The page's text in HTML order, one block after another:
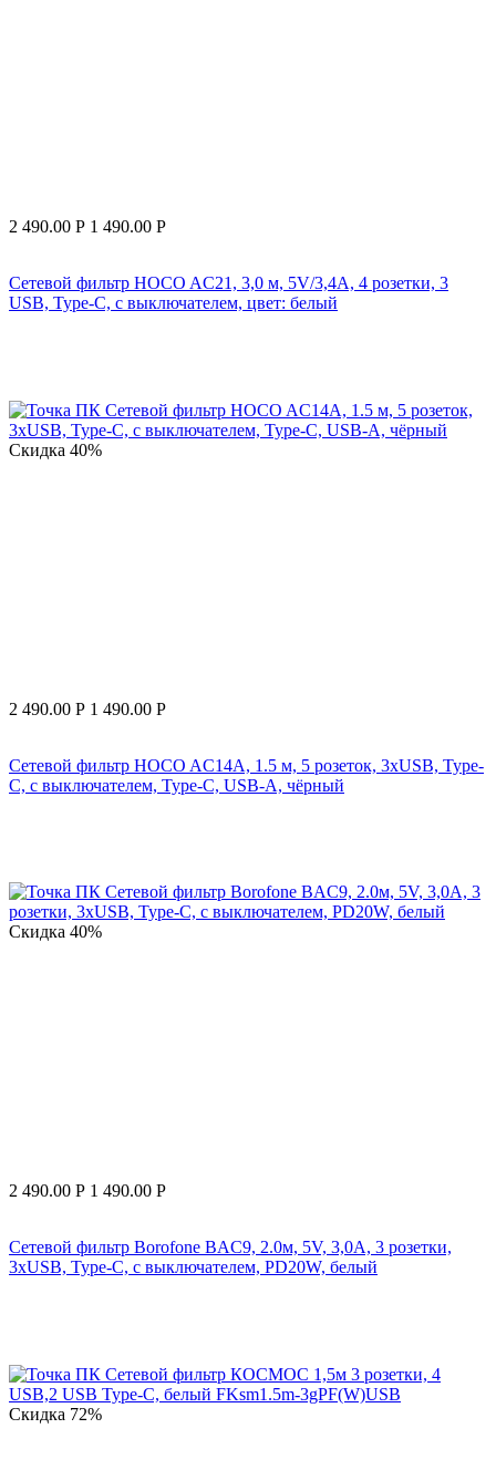
2 490.00 Р 1 490.00 Р
Сетевой фильтр HOCO AC21, 3,0 м, 5V/3,4A, 4 розетки, 3
USB, Type-C, с выключателем, цвет: белый
Скидка 40%
2 490.00 Р 1 490.00 Р
Сетевой фильтр HOCO AC14A, 1.5 м, 5 розеток, 3хUSB, Type-
C, с выключателем, Type-C, USB-A, чёрный
Скидка 40%
2 490.00 Р 1 490.00 Р
Сетевой фильтр Borofone BAC9, 2.0м, 5V, 3,0A, 3 розетки,
3хUSB, Type-C, с выключателем, PD20W, белый
Скидка 72%